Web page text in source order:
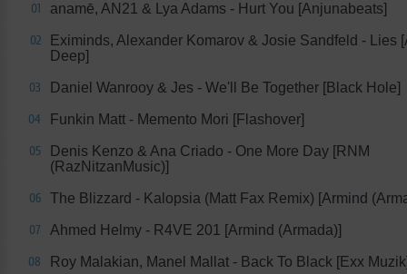
01 anamē, AN21 & Lya Adams - Hurt You [Anjunabeats]
02
Eximinds, Alexander Komarov & Josie Sandfeld - Lies
Deep]
03 Daniel Wanrooy & Jes - We'll Be Together [Black Hole]
04 Funkin Matt - Memento Mori [Flashover]
05
Denis Kenzo & Ana Criado - One More Day [RNM
(RazNitzanMusic)]
06 The Blizzard - Kalopsia (Matt Fax Remix) [Armind
07 Ahmed Helmy - R4VE 201 [Armind (Armada)]
08 Roy Malakian, Manel Mallat - Back To Black [Exx